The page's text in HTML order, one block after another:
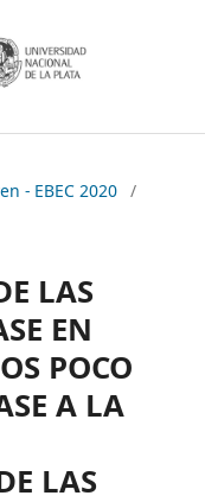
- EBEC 2020 /
LAS
EN
POCO
A LA
LAS